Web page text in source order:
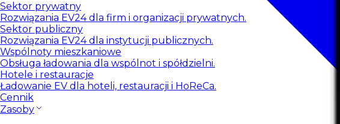
Sektor prywatny
Rozwiązania EV24 dla firm i organizacji prywatnych.
Sektor publiczny
Rozwiązania EV24 dla instytucji publicznych.
Wspólnoty mieszkaniowe
Obsługa ładowania dla wspólnot i spółdzielni.
Hotele i restauracje
Ładowanie EV dla hoteli, restauracji i HoReCa.
Cennik
Zasoby